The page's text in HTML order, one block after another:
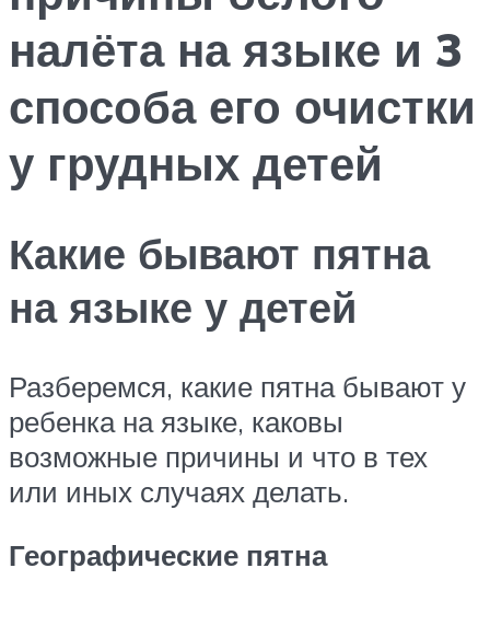
налёта на языке и 3
способа его очистки
у грудных детей
Какие бывают пятна
на языке у детей
Разберемся, какие пятна бывают у
ребенка на языке, каковы
возможные причины и что в тех
или иных случаях делать.
Географические пятна